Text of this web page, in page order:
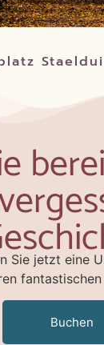
Sie jetzt eine
Buchen